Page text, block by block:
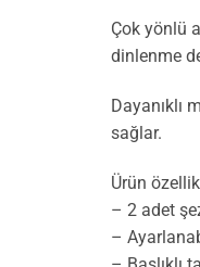
Çok yönlü
dinlenme
Dayanıklı
sağlar.
Ürün
– 2 adet
–